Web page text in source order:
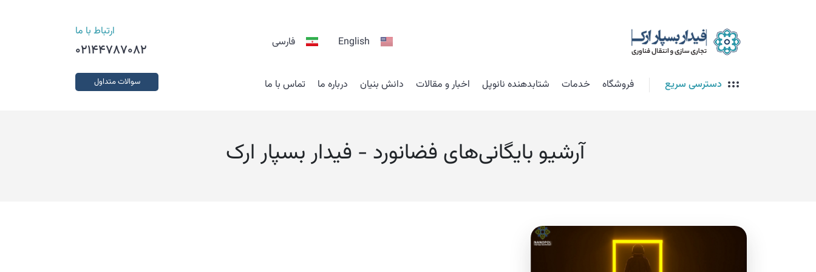
English فارسی
ارتباط با ما
02144787082
دسترسی سریع فروشگاه خدمات شتابدهنده نانوپل اخبار و مقالات دانش بنیان درباره ما تماس با ما سوالات متداول
آرشیو بایگانی‌های فضانورد - فیدار بسپار ارک